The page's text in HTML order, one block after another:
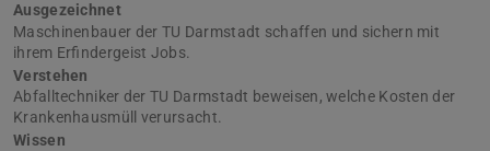
Ausgezeichnet
Maschinenbauer der TU Darmstadt schaffen und sichern mit
ihrem Erfindergeist Jobs.
Verstehen
Abfalltechniker der TU Darmstadt beweisen, welche Kosten der
Krankenhausmüll verursacht.
Wissen